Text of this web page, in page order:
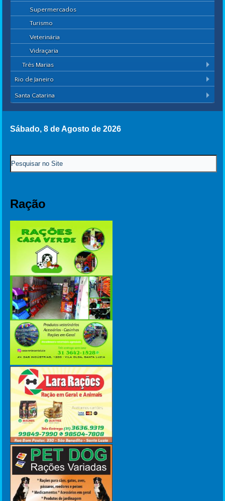
Supermercados
Turismo
Veterinária
Vidraçaria
Três Marias
Rio de Janeiro
Santa Catarina
Sábado, 8 de Agosto de 2026
Ração